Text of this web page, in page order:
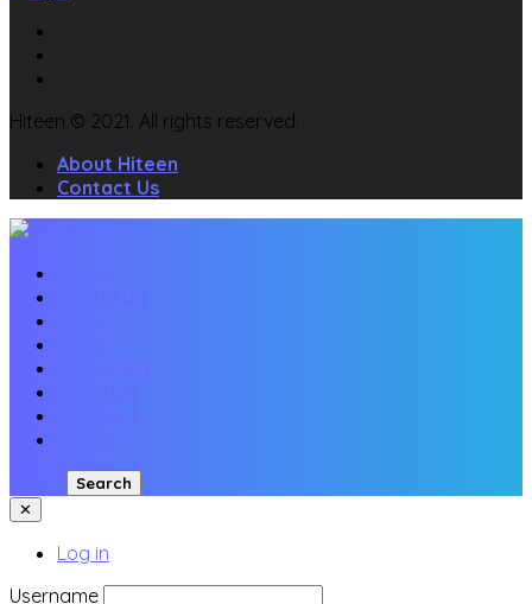
Hiteen © 2021. All rights reserved.
About Hiteen
Contact Us
Search
✕
Log in
Username